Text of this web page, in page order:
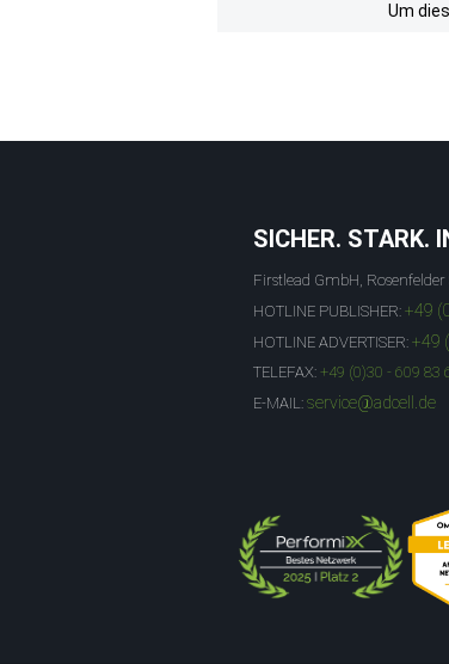
Um
SICHER. STARK.
Firstlead GmbH,
HOTLINE PUBLISHER: +49
HOTLINE ADVERTISER: +49
TELEFAX: +49 (0)30 - 609 83
E-MAIL: service@adcell.de